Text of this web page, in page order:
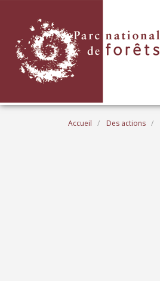
Fil d'Ariane
Accueil Des actions